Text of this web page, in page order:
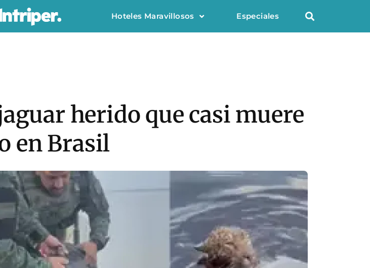
Hoteles Maravillosos Especiales
herido que casi muere
en Brasil